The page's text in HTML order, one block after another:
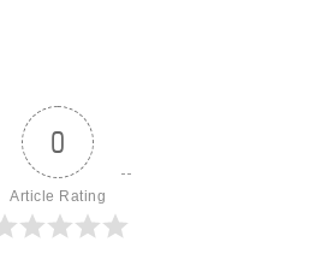
0
Article Rating